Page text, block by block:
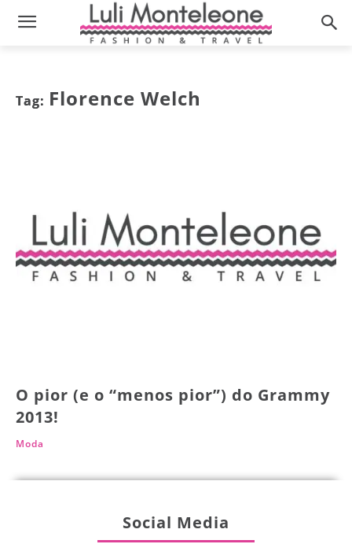
Tag: Florence Welch
O pior (e o “menos pior”) do Grammy
2013!
Moda
Social Media